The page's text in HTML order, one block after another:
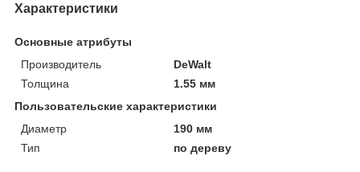
Характеристики
Основные атрибуты
Производитель
DeWalt
Толщина
1.55 мм
Пользовательские характеристики
Диаметр
190 мм
Тип
по дереву